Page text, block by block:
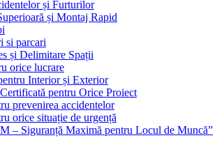
și Furturilor
și Montaj Rapid
si parcari
și Delimitare Spații
orice lucrare
Interior și Exterior
pentru Orice Proiect
prevenirea accidentelor
orice situație de urgență
– Siguranță Maximă pentru Locul de Muncă”